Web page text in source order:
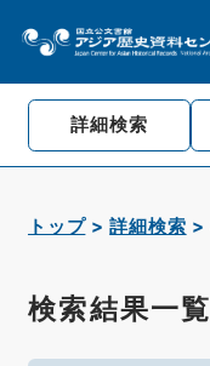
詳細検索
トップ 詳細検索
検索結果一覧